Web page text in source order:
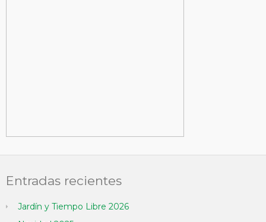
Entradas recientes
Jardín y Tiempo Libre 2026